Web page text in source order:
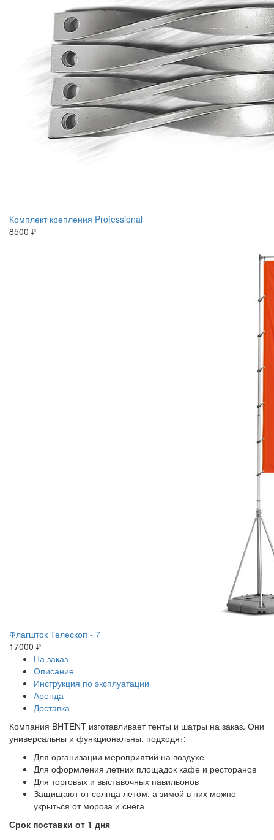
Комплект крепления Professional
8500 ₽
Флагшток Телескоп - 7
17000 ₽
На заказ
Описание
Инструкция по эксплуатации
Аренда
Доставка
Компания BHTENT изготавливает тенты и шатры на заказ. Они
универсальны и функциональны, подходят:
Для организации мероприятий на воздухе
Для оформления летних площадок кафе и ресторанов
Для торговых и выставочных павильонов
Защищают от солнца летом, а зимой в них можно
укрыться от мороза и снега
Срок поставки от 1 дня